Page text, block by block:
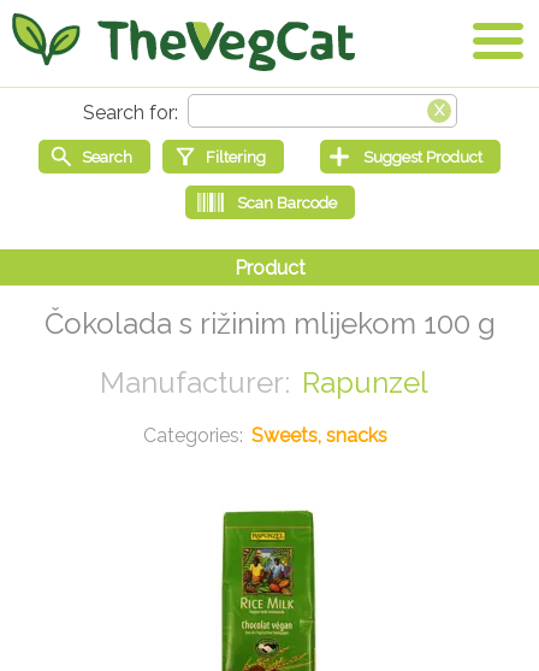
Čokolada s rižinim mlijekom 100 g
Rapunzel
Sweets, snacks